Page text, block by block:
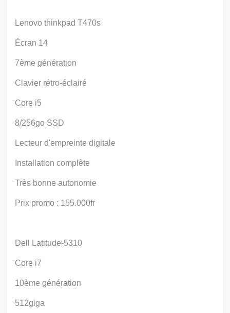
Lenovo thinkpad T470s
Écran 14
7ème génération
Clavier rétro-éclairé
Core i5
8/256go SSD
Lecteur d'empreinte digitale
Installation complète
Très bonne autonomie
Prix promo : 155.000fr
Dell Latitude-5310
Core i7
10ème génération
512giga